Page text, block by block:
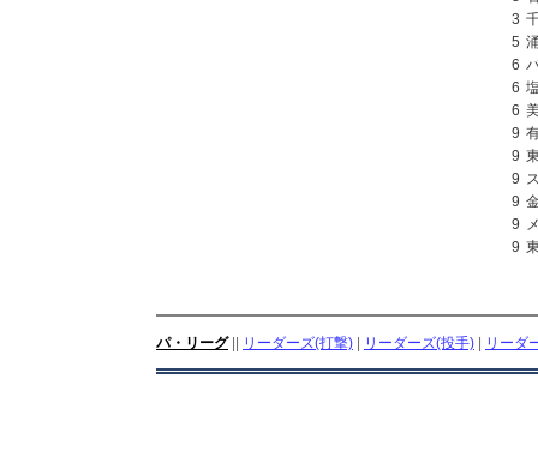
3
5
6
6
6
9
9
9
9
9
9
パ・リーグ|| リーダーズ(打撃) リーダーズ(投手) リーダ